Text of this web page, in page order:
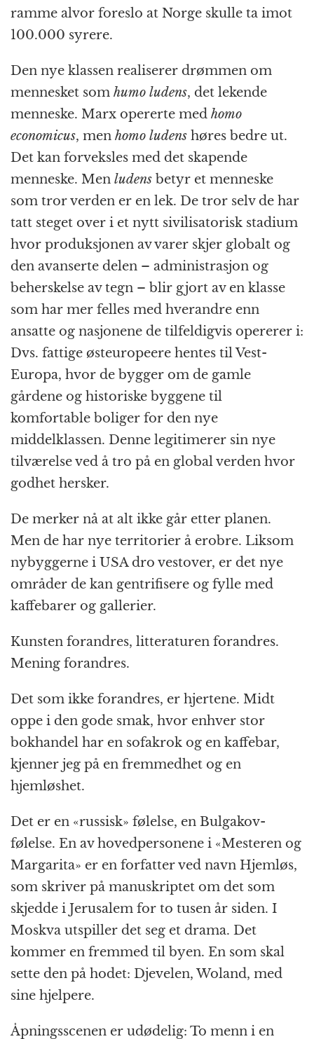
ramme alvor foreslo at Norge skulle ta imot
100.000 syrere.
Den nye klassen realiserer drømmen om
mennesket som humo ludens, det lekende
menneske. Marx opererte med homo
economicus, men homo ludens høres bedre ut.
Det kan forveksles med det skapende
menneske. Men ludens betyr et menneske
som tror verden er en lek. De tror selv de har
tatt steget over i et nytt sivilisatorisk stadium
hvor produksjonen av varer skjer globalt og
den avanserte delen – administrasjon og
beherskelse av tegn – blir gjort av en klasse
som har mer felles med hverandre enn
ansatte og nasjonene de tilfeldigvis opererer i:
Dvs. fattige østeuropeere hentes til Vest-
Europa, hvor de bygger om de gamle
gårdene og historiske byggene til
komfortable boliger for den nye
middelklassen. Denne legitimerer sin nye
tilværelse ved å tro på en global verden hvor
godhet hersker.
De merker nå at alt ikke går etter planen.
Men de har nye territorier å erobre. Liksom
nybyggerne i USA dro vestover, er det nye
områder de kan gentrifisere og fylle med
kaffebarer og gallerier.
Kunsten forandres, litteraturen forandres.
Mening forandres.
Det som ikke forandres, er hjertene. Midt
oppe i den gode smak, hvor enhver stor
bokhandel har en sofakrok og en kaffebar,
kjenner jeg på en fremmedhet og en
hjemløshet.
Det er en «russisk» følelse, en Bulgakov-
følelse. En av hovedpersonene i «Mesteren og
Margarita» er en forfatter ved navn Hjemløs,
som skriver på manuskriptet om det som
skjedde i Jerusalem for to tusen år siden. I
Moskva utspiller det seg et drama. Det
kommer en fremmed til byen. En som skal
sette den på hodet: Djevelen, Woland, med
sine hjelpere.
Åpningsscenen er udødelig: To menn i en